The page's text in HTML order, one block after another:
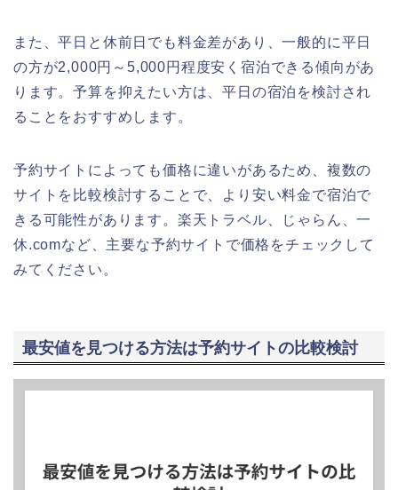
また、平日と休前日でも料金差があり、一般的に平日
の方が2,000円～5,000円程度安く宿泊できる傾向があ
ります。予算を抑えたい方は、平日の宿泊を検討され
ることをおすすめします。
予約サイトによっても価格に違いがあるため、複数の
サイトを比較検討することで、より安い料金で宿泊で
きる可能性があります。楽天トラベル、じゃらん、一
休.comなど、主要な予約サイトで価格をチェックして
みてください。
最安値を見つける方法は予約サイトの比較検討